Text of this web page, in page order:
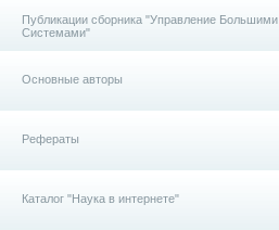
Публикации сборника "Управление Большими
Системами"
Основные авторы
Рефераты
Каталог "Наука в интернете"